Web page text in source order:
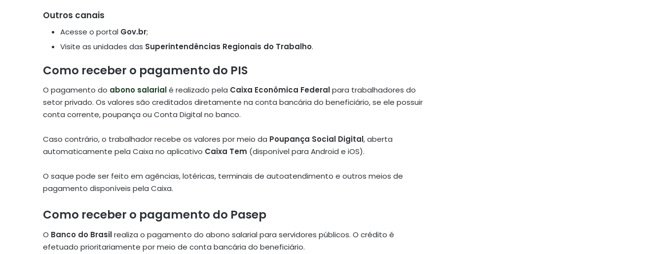
Outros canais
Acesse o portal Gov.br;
Visite as unidades das Superintendências Regionais do Trabalho.
Como receber o pagamento do PIS
O pagamento do abono salarialé realizado pela Caixa Econômica Federalpara trabalhadores do
setor privado. Os valores são creditados diretamente na conta bancária do beneficiário, se ele possuir
conta corrente, poupança ou Conta Digital no banco.
Caso contrário, o trabalhador recebe os valores por meio da Poupança Social Digital, aberta
automaticamente pela Caixa no aplicativo Caixa Tem (disponível para Android e iOS).
O saque pode ser feito em agências, lotéricas, terminais de autoatendimento e outros meios de
pagamento disponíveis pela Caixa.
Como receber o pagamento do Pasep
O Banco do Brasilrealiza o pagamento do abono salarial para servidores públicos. O crédito é
efetuado prioritariamente por meio de conta bancária do beneficiário.